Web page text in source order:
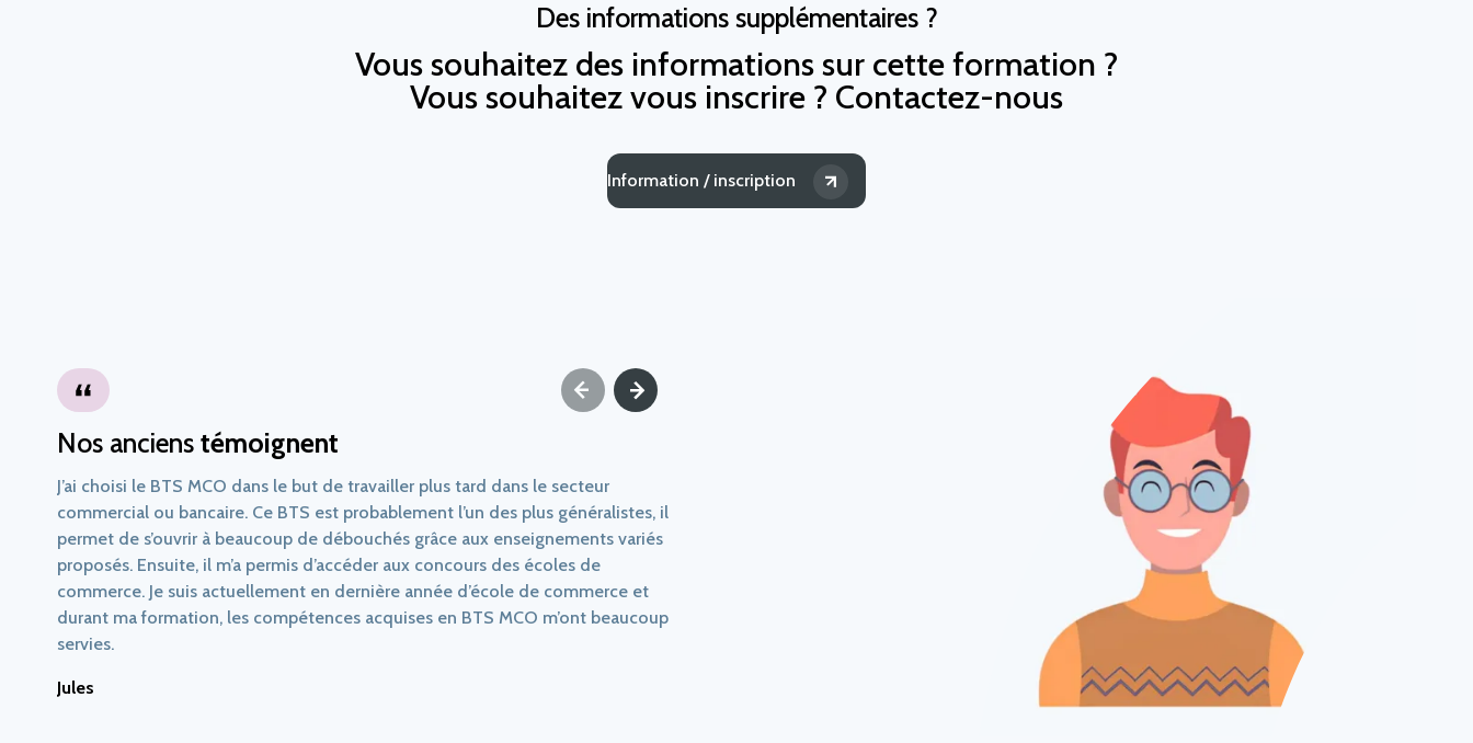
Des informations supplémentaires ?
Vous souhaitez des informations sur cette formation ?
Vous souhaitez vous inscrire ? Contactez-nous
Information / inscription
Nos anciens témoignent
J’ai choisi le BTS MCO dans le but de travailler plus tard dans le secteur
commercial ou bancaire. Ce BTS est probablement l’un des plus généralistes, il
permet de s’ouvrir à beaucoup de débouchés grâce aux enseignements variés
proposés. Ensuite, il m’a permis d’accéder aux concours des écoles de
commerce. Je suis actuellement en dernière année d’école de commerce et
durant ma formation, les compétences acquises en BTS MCO m’ont beaucoup
servies.
Jules